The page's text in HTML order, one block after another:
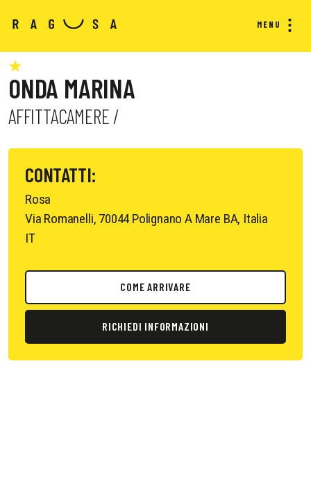
MENU
ONDA MARINA
AFFITTACAMERE /
CONTATTI:
Rosa
Via Romanelli, 70044 Polignano A Mare BA, Italia
IT
COME ARRIVARE
RICHIEDI INFORMAZIONI